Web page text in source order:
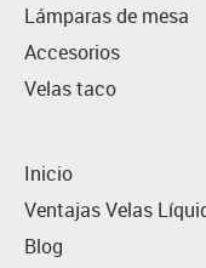
Lámparas de mesa
Accesorios
Velas taco
Inicio
Ventajas Velas
Blog